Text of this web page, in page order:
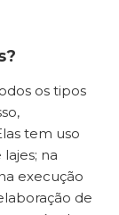
os tipos
tem uso
na
execução
de